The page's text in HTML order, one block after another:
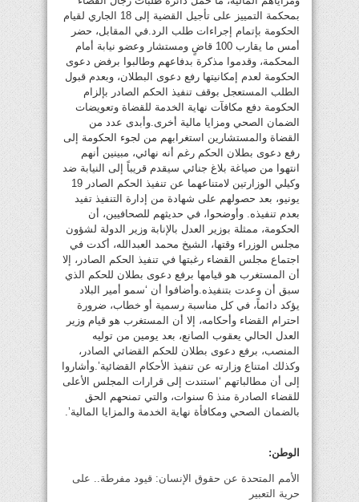
بمحكمة التمييز على تأجيل القضية إلى 18 الجاري لقيام
الحكومة بإتمام إجراءات طلب الرد.في المقابل، حضر
أمس ما يقارب 100 قاضٍ ومستشار وعضو نيابة أمام
المحكمة، وقدموا مذكرة بدفاعهم وطالبوا برفض دعوى
الحكومة لعدم إمكانيتها رفع دعوى البطلان، وبعدم قبول
الطلب المستعجل بوقف تنفيذ الحكم الصادر بإلزام
الحكومة دفع مكافآت نهاية الخدمة للقضاة وتعويضات
الضمان الصحي ومزايا مالية أخرى.وأبدى عدد من
القضاة والمستشارين استغرابهم من لجوء الحكومة إلى
رفع دعوى بطلان الحكم رغم أنه نهائي، مبينين أنهم
انتهوا من صياغة بلاغ جنائي سيقدم قريباً إلى النيابة ضد
وكيلي الوزارتين لامتناعهما عن تنفيذ الحكم الصادر 19
يونيو، بعد حصولهم على شهادة من إدارة التنفيذ تفيد
بعدم تنفيذه. وأوضحوا، في حديثهم للصحافيين، أن
الحكومة، ممثلة بوزير العدل بالإنابة وزير الدولة لشؤون
مجلس الوزراء وقتها، الشيخ محمد العبدالله، أكدت في
اجتماع مجلس القضاء رغبتها في تنفيذ الحكم الصادر، إلا
أن المستغرب هو قيامها برفع دعوى بطلان للحكم الذي
سبق أن وعدت بتنفيذه.وأضافوا أن ‘سمو أمير البلاد
يؤكد دائماً، في كل مناسبة رسمية أو خطاب، ضرورة
احترام القضاء وأحكامه، إلا أن المستغرب هو قيام وزير
العدل الحالي يعقوب الصانع، بعد يومين من توليه
المنصب، برفع دعوى بطلان للحكم القضائي الصادر،
وكذلك امتناع وزارته عن تنفيذ الأحكام القضائية’.وأشاروا
إلى أن مطالباتهم ‘استندت إلى قرارات المجلس الأعلى
للقضاء الصادرة منذ 6 سنوات، والتي تمنحهم الحق
بالضمان الصحي ومكافأة نهاية الخدمة والمزايا المالية’.
الوطن:
الأمم المتحدة عن حقوق الإنسان: قيود مفرطة.. على
حرية التعبير